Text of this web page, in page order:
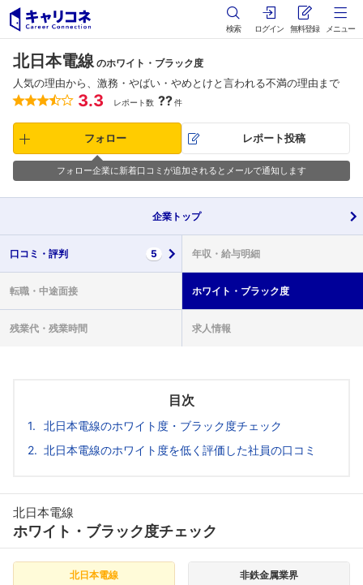
検索 ログイン 無料登録 メニュー
北日本電線 のホワイト・ブラック度
人気の理由から、激務・やばい・やめとけと言われる不満の理由まで
3.3 レポート数 ??件
フォロー レポート投稿
フォロー企業に新着口コミが追加されるとメールで通知します
企業 トップ
口コミ・ 評判 5 年収・ 給与明細
転職・ 中途面接 ホワイト・ ブラック度
残業代・ 残業時間 求人情報
目次
北日本電線のホワイト度・ブラック度チェック
北日本電線のホワイト度を低く評価した社員の口コミ
北日本電線
ホワイト・ブラック度チェック
北日本電線 非鉄金属業界